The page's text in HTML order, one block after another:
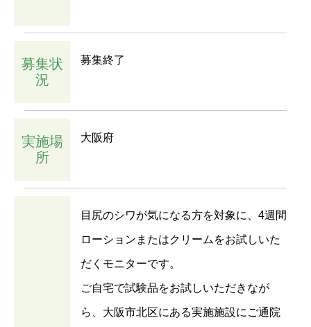
募集状
況
募集終了
実施場
所
大阪府
目尻のシワが気になる方を対象に、4週間
ローションまたはクリームをお試しいた
だくモニターです。
ご自宅で試験品をお試しいただきなが
ら、大阪市北区にある実施施設にご通院